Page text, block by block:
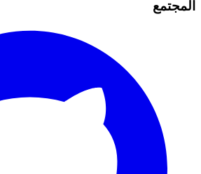
المجتمع